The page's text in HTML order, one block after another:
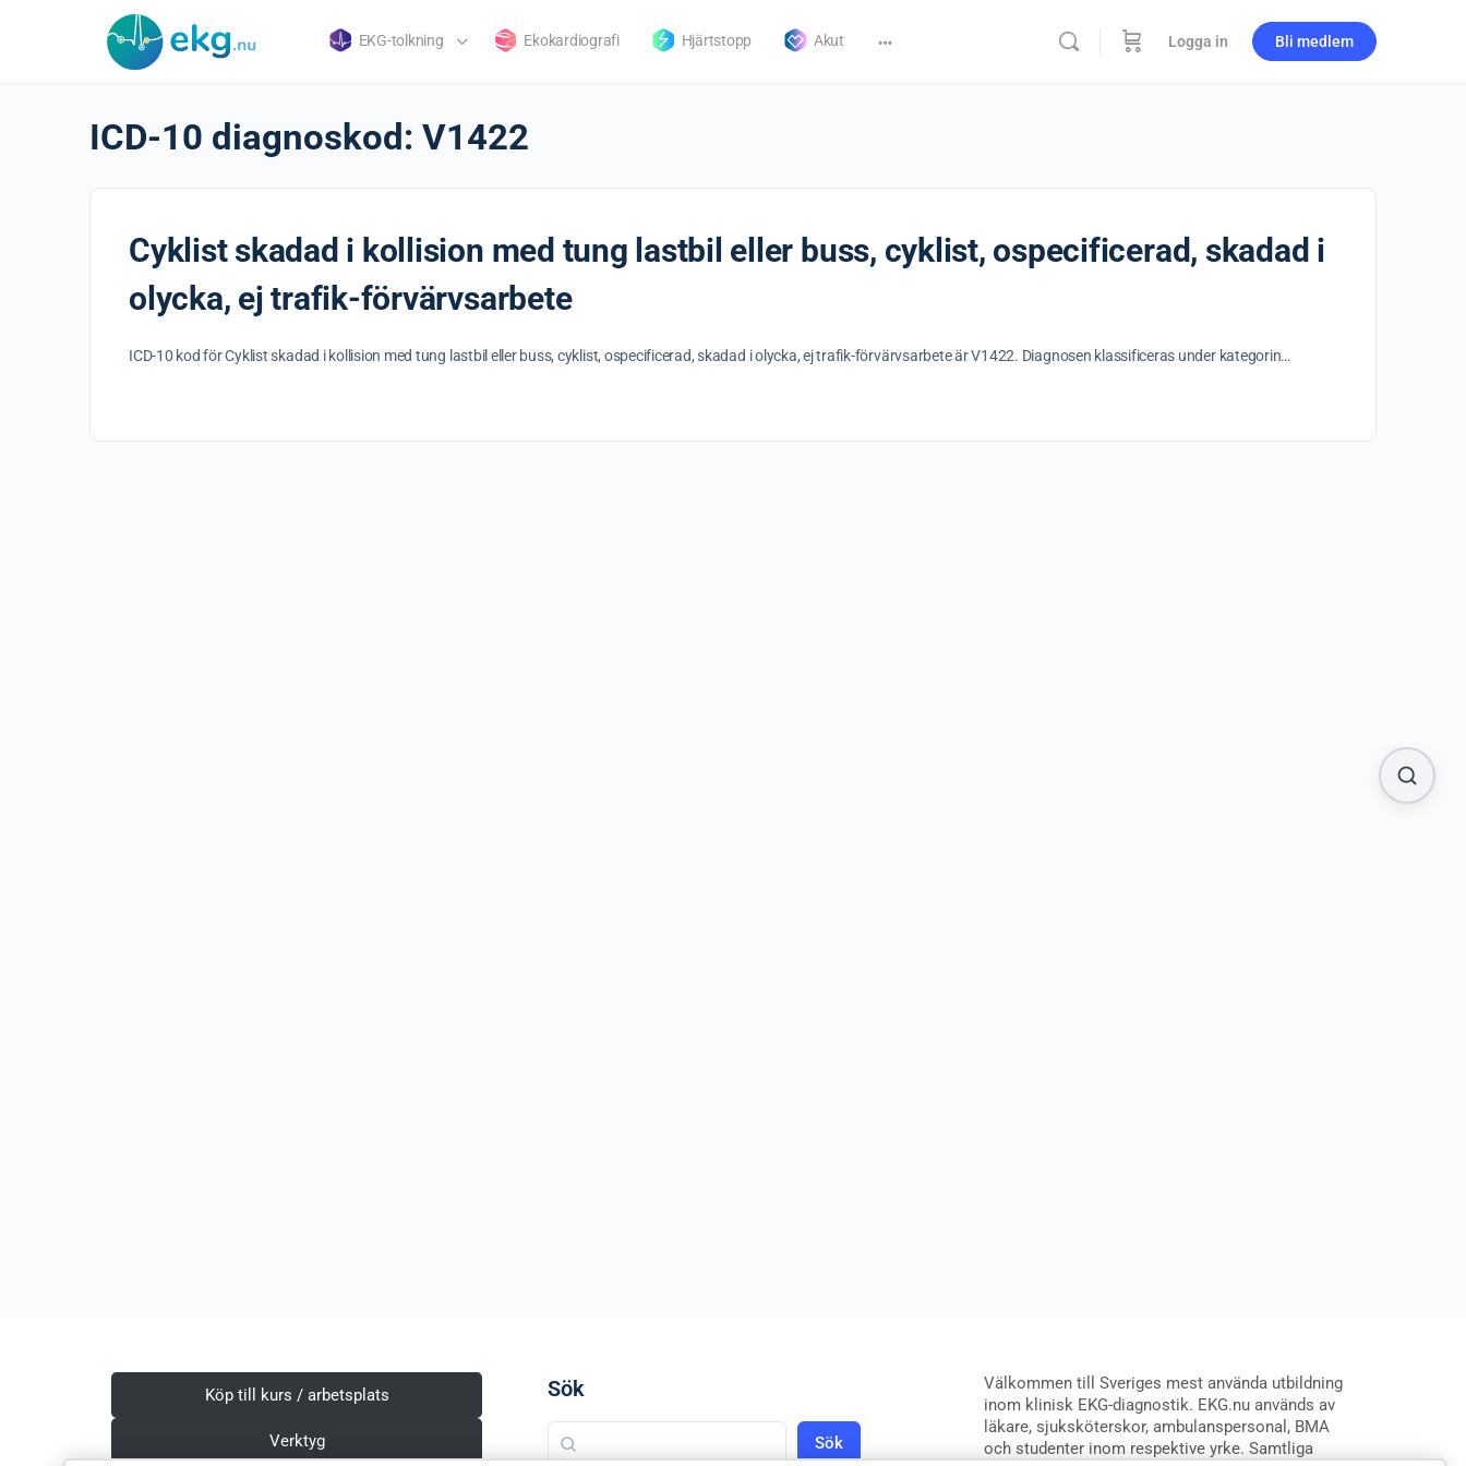
EKG-tolkning Ekokardiografi Hjärtstopp Akut Logga in Bli medlem
ICD-10 diagnoskod: V1422
Cyklist skadad i kollision med tung lastbil eller buss, cyklist, ospecificerad, skadad i
olycka, ej trafik-förvärvsarbete
ICD-10 kod för Cyklist skadad i kollision med tung lastbil eller buss, cyklist, ospecificerad, skadad i olycka, ej trafik-förvärvsarbete är V1422. Diagnosen klassificeras under kategorin…
Köp till kurs / arbetsplats
Verktyg
Sök
Sök
Välkommen till Sveriges mest använda utbildning
inom klinisk EKG-diagnostik. EKG.nu används av
läkare, sjuksköterskor, ambulanspersonal, BMA
och studenter inom respektive yrke. Samtliga